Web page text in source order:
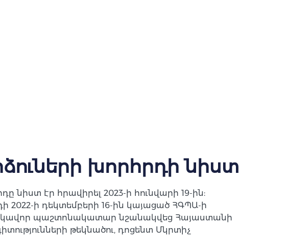
խորհրդի նիստ
էր հրավիրել 2023-ի հունվարի 19-ին:
ի դեկտեմբերի 16-ին կայացած ՀԳՊԱ-ի
պաշտոնակատար նշանակվեց Հայաստանի
թեկնածու, դոցենտ Մկրտիչ